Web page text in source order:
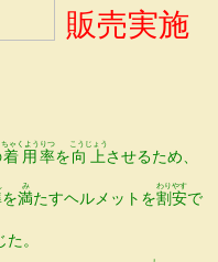
販売実施
着用
ちゃくよう
率
りつ
を向上
こうじょう
させるため、
を満
み
たすヘルメットを割安
わりやす
で
た。